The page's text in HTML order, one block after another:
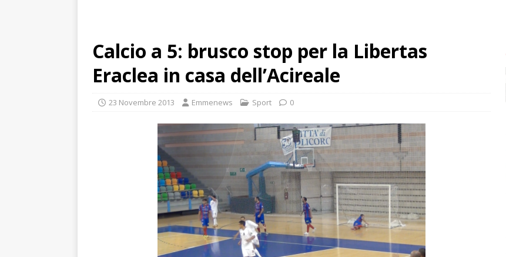
Calcio a 5: brusco stop per la Libertas
Eraclea in casa dell’Acireale
23 Novembre 2013 Emmenews Sport 0